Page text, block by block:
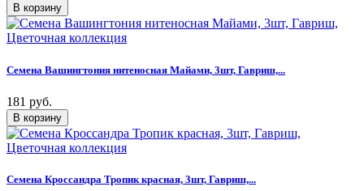
Семена Вашингтония нитеносная Майами, 3шт, Гавриш,...
181 руб.
Семена Кроссандра Тропик красная, 3шт, Гавриш,...